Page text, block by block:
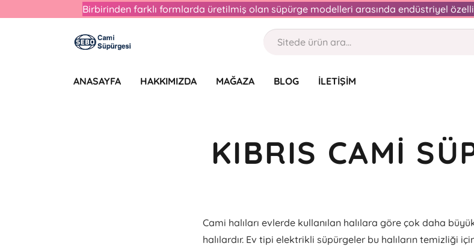
Birbirinden farklı formlarda üretilmiş olan süpürge modelleri arasında endüstriyel
ANASAYFA HAKKIMIZDA MAĞAZA BLOG İLETIŞIM
KIBRIS CAMI
Cami halıları evlerde kullanılan halılara göre çok daha
halılardır. Ev tipi elektrikli süpürgeler bu halıların temizliği